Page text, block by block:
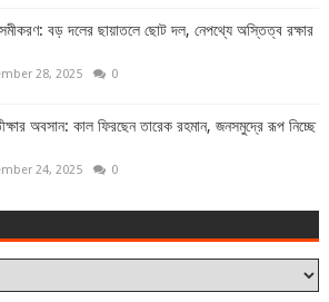
সমীকরণ: বড় দলের ছায়াতলে ছোট দল, নেপথ্যে অস্তিত্ব রক্ষার
28, 2025 0
অবসান: কাল ফিরছেন তারেক রহমান, জনসমুদ্রে রূপ নিচ্ছে
24, 2025 0